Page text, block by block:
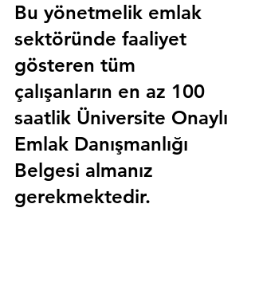
Bu yönetmelik emlak
sektöründe faaliyet
gösteren tüm
çalışanların en az 100
saatlik Üniversite Onaylı
Emlak Danışmanlığı
Belgesi almanız
gerekmektedir.